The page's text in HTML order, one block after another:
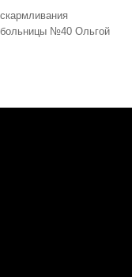
больницы №40 Ольгой